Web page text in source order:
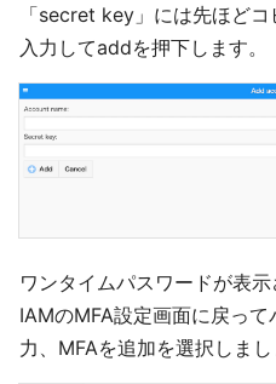
「secret key」には先ほど
入力してaddを押下します。
ワンタイムパスワードが表示
IAMのMFA設定画面に戻っ
力、MFAを追加を選択しまし